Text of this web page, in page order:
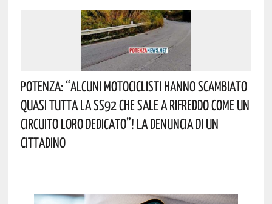
Potenza: “alcuni Motociclisti Hanno Scambiato
Quasi Tutta La SS92 Che Sale A Rifreddo Come Un
Circuito Loro Dedicato”! La Denuncia Di Un
Cittadino